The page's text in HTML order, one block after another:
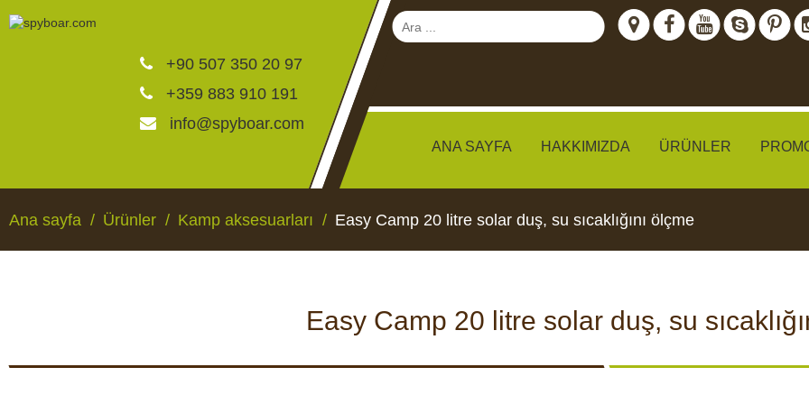
+90 507 350 20 97
+359 883 910 191
info@spyboar.com
ANA SAYFA HAKKIMIZDA ÜRÜNLER
CANLI GÖRÜNTÜLÜ IZLEME
CCTV KAMERALARI
Av kameraları
Ana sayfa Ürünler Kamp aksesuarları Easy Camp 20 litre solar duş, su sıcaklığını ölçme
Easy Camp 20 litre solar duş, su